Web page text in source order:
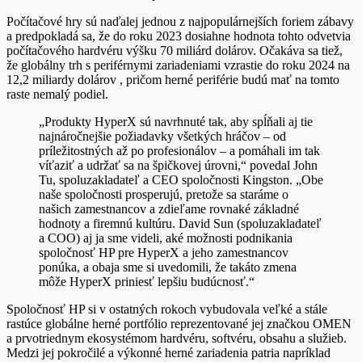
Počítačové hry sú naďalej jednou z najpopulárnejších foriem zábavy
a predpokladá sa, že do roku 2023 dosiahne hodnota tohto odvetvia
počítačového hardvéru výšku 70 miliárd dolárov. Očakáva sa tiež,
že globálny trh s periférnymi zariadeniami vzrastie do roku 2024 na
12,2 miliardy dolárov , pričom herné periférie budú mať na tomto
raste nemalý podiel.
„Produkty HyperX sú navrhnuté tak, aby spĺňali aj tie
najnáročnejšie požiadavky všetkých hráčov – od
príležitostných až po profesionálov – a pomáhali im tak
víťaziť a udržať sa na špičkovej úrovni,“ povedal John
Tu, spoluzakladateľ a CEO spoločnosti Kingston. „Obe
naše spoločnosti prosperujú, pretože sa staráme o
našich zamestnancov a zdieľame rovnaké základné
hodnoty a firemnú kultúru. David Sun (spoluzakladateľ
a COO) aj ja sme videli, aké možnosti podnikania
spoločnosť HP pre HyperX a jeho zamestnancov
ponúka, a obaja sme si uvedomili, že takáto zmena
môže HyperX priniesť lepšiu budúcnosť.“
Spoločnosť HP si v ostatných rokoch vybudovala veľké a stále
rastúce globálne herné portfólio reprezentované jej značkou OMEN
a prvotriednym ekosystémom hardvéru, softvéru, obsahu a služieb.
Medzi jej pokročilé a výkonné herné zariadenia patria napríklad